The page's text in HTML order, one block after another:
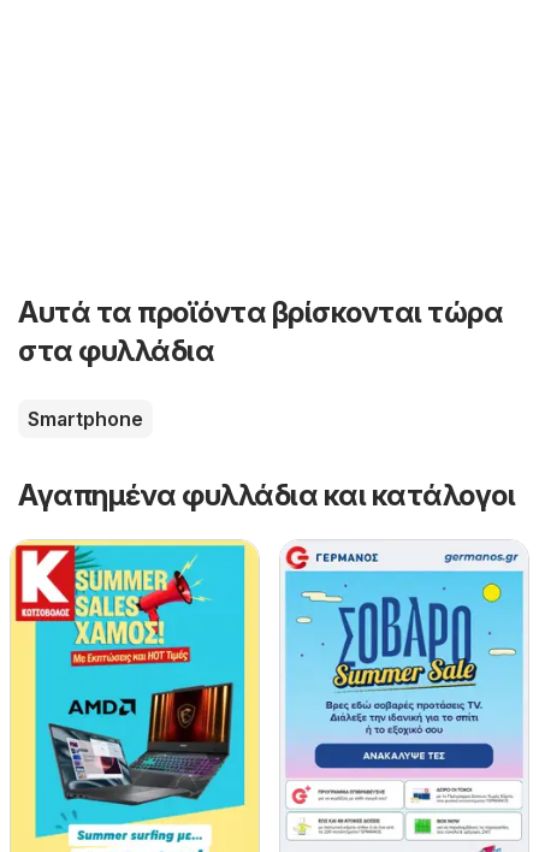
Αυτά τα προϊόντα βρίσκονται τώρα
στα φυλλάδια
Smartphone
Αγαπημένα φυλλάδια και κατάλογοι